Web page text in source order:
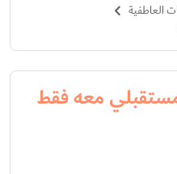
العاطفية
معه فقط